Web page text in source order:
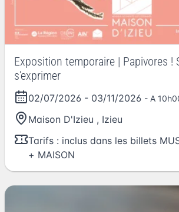
Exposition temporaire | Papivores !
s’exprimer
02/07/2026 - 03/11/2026 - A
Maison D'Izieu , Izieu
Tarifs : inclus dans les billets
+ MAISON